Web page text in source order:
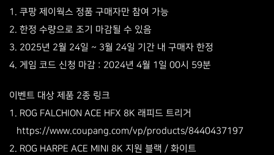
1. 쿠팡 제이웍스 정품 구매자만 참여 가능
2. 한정 수량으로 조기 마감될 수 있음
3. 2025년 2월 24일 ~ 3월 24일 기간 내 구매자 한정
4. 게임 코드 신청 마감 : 2024년 4월 1일 00시 59분
이벤트 대상 제품 2종 링크
1. ROG FALCHION ACE HFX 8K 래피드 트리거
https://www.coupang.com/vp/products/8440437197
2. ROG HARPE ACE MINI 8K 지원 블랙 / 화이트